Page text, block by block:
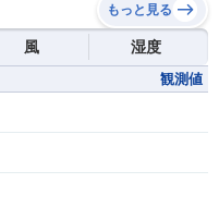
もっと見る
風 湿度
観測値